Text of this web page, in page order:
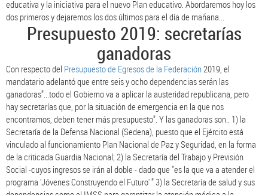
educativa y la iniciativa para el nuevo Plan educativo. Abordaremos hoy los
dos primeros y dejaremos los dos últimos para el día de mañana...
Presupuesto 2019: secretarías
ganadoras
Con respecto del Presupuesto de Egresos de la Federación 2019, el
mandatario adelantó que entre seis y ocho dependencias serán las
ganadoras"...todo el Gobierno va a aplicar la austeridad republicana, pero
hay secretarías que, por la situación de emergencia en la que nos
encontramos, deben tener más presupuesto". Y las ganadoras son.. 1) la
Secretaría de la Defensa Nacional (Sedena), puesto que el Ejército está
vinculado al funcionamiento Plan Nacional de Paz y Seguridad, en la forma
de la criticada Guardia Nacional; 2) la Secretaría del Trabajo y Previsión
Social -cuyos ingresos se irán al doble - dado que "es la que va a atender el
programa 'Jóvenes Construyendo el Futuro' " 3) la Secretaría de salud y sus